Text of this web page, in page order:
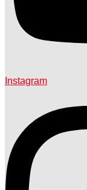
Instagram